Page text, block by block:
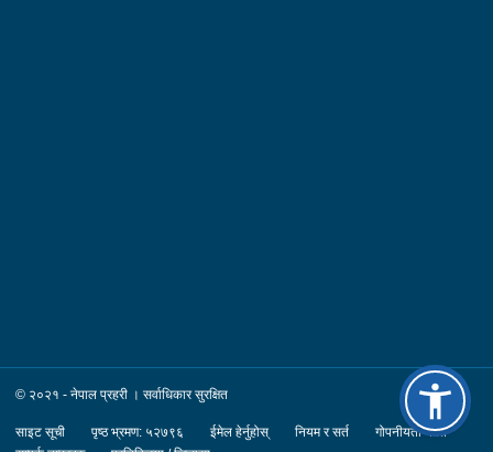
© २०२१ - नेपाल प्रहरी । सर्वाधिकार सुरक्षित
साइट सूची पृष्ठ भ्रमण: ५२७९६ ईमेल हेर्नुहोस् नियम र सर्त
गोपनीयता नीति